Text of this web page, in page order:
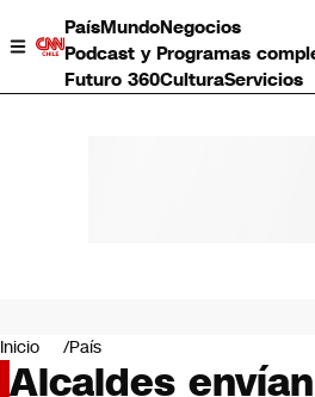
PaísMundoNegocios
Podcast y Programas
Futuro 360CulturaServicios
Negocios
Deportes
Inicio País
Alcaldes